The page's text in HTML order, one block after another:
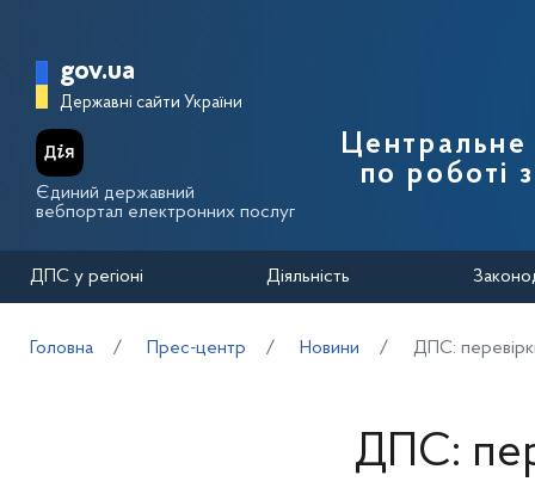
Головна сторінка Державної
gov.ua
Державні сайти України
Єдиний державний
вебпортал електронних послуг
Центральне
по роботі
ДПС у регіоні Діяльність
Головна Прес-центр Новини ДПС:
ДПС: